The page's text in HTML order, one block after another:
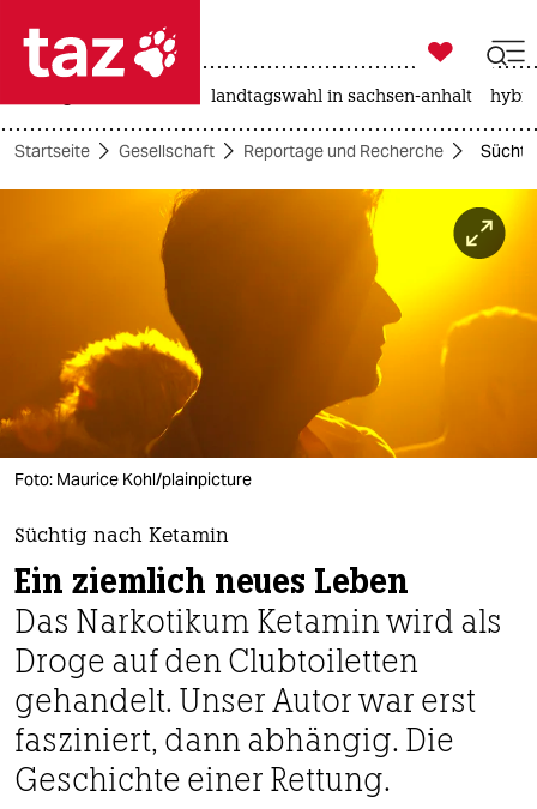
 taz zahl ich
taz zahl ich
gesellschaft
kultur
sport
berlin
nord
wahrheit
verlag
verlag
veranstaltungen

taz zahl ich
landtagswahl in sachsen-anhalt
Startseite Gesellschaft Reportage und Recherche
Foto: Maurice Kohl/plainpicture
Süchtig nach Ketamin
Ein ziemlich neues Leben
Das Narkotikum Ketamin wird als
Droge auf den Clubtoiletten
gehandelt. Unser Autor war erst
fasziniert, dann abhängig. Die
Geschichte einer Rettung.